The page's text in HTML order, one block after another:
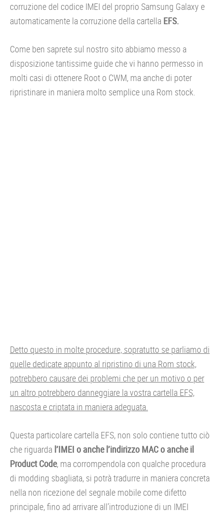
corruzione del codice IMEI del proprio Samsung Galaxy e
automaticamente la corruzione della cartella EFS.
Come ben saprete sul nostro sito abbiamo messo a
disposizione tantissime guide che vi hanno permesso in
molti casi di ottenere Root o CWM, ma anche di poter
ripristinare in maniera molto semplice una Rom stock.
Detto questo in molte procedure, sopratutto se parliamo di
quelle dedicate appunto al ripristino di una Rom stock,
potrebbero causare dei problemi che per un motivo o per
un altro potrebbero danneggiare la vostra cartella EFS,
nascosta e criptata in maniera adeguata.
Questa particolare cartella EFS, non solo contiene tutto ciò
che riguarda l’IMEI o anche l’indirizzo MAC o anche il
Product Code, ma corrompendola con qualche procedura
di modding sbagliata, si potrà tradurre in maniera concreta
nella non ricezione del segnale mobile come difetto
principale, fino ad arrivare all’introduzione di un IMEI